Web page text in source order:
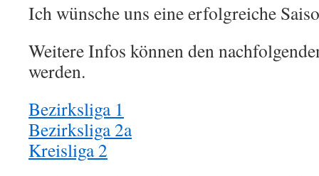
Ich wünsche uns eine erfolgreiche
Weitere Infos können den
werden.
Bezirksliga 1
Bezirksliga 2a
Kreisliga 2